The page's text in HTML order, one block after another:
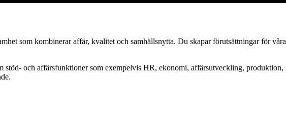
som kombinerar affär, kvalitet och samhällsnytta. Du skapar förutsättningar för
stöd- och affärsfunktioner som exempelvis HR, ekonomi, affärsutveckling,